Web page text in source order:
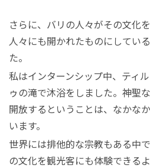
さらに、バリの人々がその文化
人々にも開かれたものにしてい
た。
私はインターンシップ中、ティ
ゥの滝で沐浴をしました。神聖
開放するということは、なかな
います。
世界には排他的な宗教もある中
の文化を観光客にも体験できる